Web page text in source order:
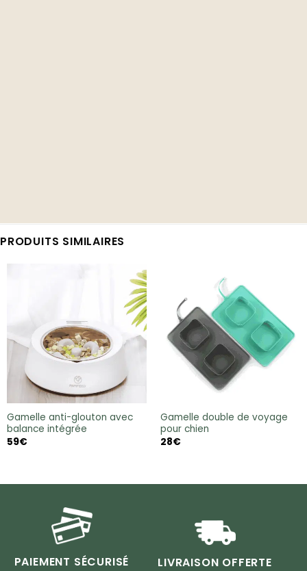
PRODUITS SIMILAIRES
Gamelle anti-glouton avec
balance intégrée
59€
Gamelle double de voyage
pour chien
28€
PAIEMENT SÉCURISÉ
LIVRAISON OFFERTE